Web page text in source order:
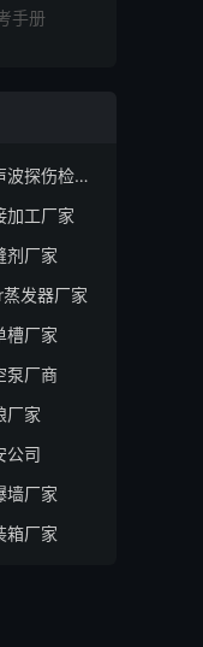
手册
超声波探伤检测系统厂家
加工厂家
剂厂家
发器厂家
槽厂家
泵厂商
厂家
公司
墙厂家
箱厂家